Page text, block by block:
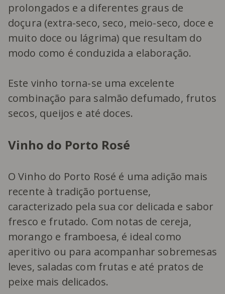
prolongados e a diferentes graus de
doçura (extra-seco, seco, meio-seco, doce e
muito doce ou lágrima) que resultam do
modo como é conduzida a elaboração.
Este vinho torna-se uma excelente
combinação para salmão defumado, frutos
secos, queijos e até doces.
Vinho do Porto Rosé
O Vinho do Porto Rosé é uma adição mais
recente à tradição portuense,
caracterizado pela sua cor delicada e sabor
fresco e frutado. Com notas de cereja,
morango e framboesa, é ideal como
aperitivo ou para acompanhar sobremesas
leves, saladas com frutas e até pratos de
peixe mais delicados.